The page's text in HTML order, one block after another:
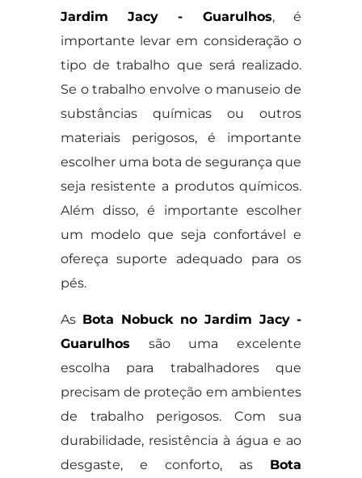
Jardim Jacy - Guarulhos, é
importante levar em consideração o
tipo de trabalho que será realizado.
Se o trabalho envolve o manuseio de
substâncias químicas ou outros
materiais perigosos, é importante
escolher uma bota de segurança que
seja resistente a produtos químicos.
Além disso, é importante escolher
um modelo que seja confortável e
ofereça suporte adequado para os
pés.
AsBota Nobuck no Jardim Jacy -
Guarulhos são uma excelente
escolha para trabalhadores que
precisam de proteção em ambientes
de trabalho perigosos. Com sua
durabilidade, resistência à água e ao
desgaste, e conforto, as Bota